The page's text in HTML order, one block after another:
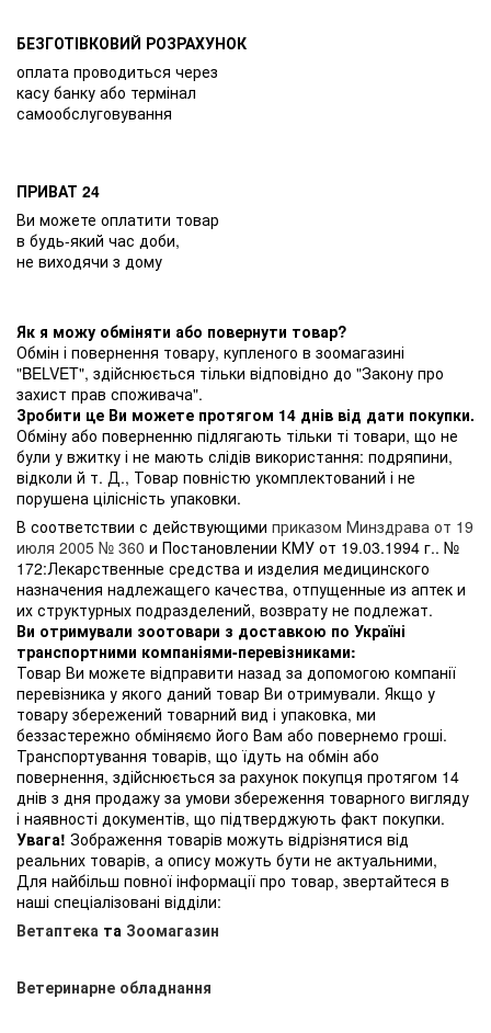
БЕЗГОТІВКОВИЙ РОЗРАХУНОК
оплата проводиться через
касу банку або термінал
самообслуговування
ПРИВАТ 24
Ви можете оплатити товар
в будь-який час доби,
не виходячи з дому
Як я можу обміняти або повернути товар?
Обмін і повернення товару, купленого в зоомагазині
"BELVET", здійснюється тільки відповідно до "Закону про
захист прав споживача".
Зробити це Ви можете протягом 14 днів від дати покупки.
Обміну або поверненню підлягають тільки ті товари, що не
були у вжитку і не мають слідів використання: подряпини,
відколи й т. Д., Товар повністю укомплектований і не
порушена цілісність упаковки.
В соответствии с действующими приказом Минздрава от 19
июля 2005 № 360 и Постановлении КМУ от 19.03.1994 г.. №
172:Лекарственные средства и изделия медицинского
назначения надлежащего качества, отпущенные из аптек и
их структурных подразделений, возврату не подлежат.
Ви отримували зоотовари з доставкою по Україні
транспортними компаніями-перевізниками:
Товар Ви можете відправити назад за допомогою компанії
перевізника у якого даний товар Ви отримували. Якщо у
товару збережений товарний вид і упаковка, ми
беззастережно обміняємо його Вам або повернемо гроші.
Транспортування товарів, що їдуть на обмін або
повернення, здійснюється за рахунок покупця протягом 14
днів з дня продажу за умови збереження товарного вигляду
і наявності документів, що підтверджують факт покупки.
Увага! Зображення товарів можуть відрізнятися від
реальних товарів, а опису можуть бути не актуальними,
Для найбільш повної інформації про товар, звертайтеся в
наші спеціалізовані відділи:
Ветаптека та Зоомагазин
Ветеринарне обладнання